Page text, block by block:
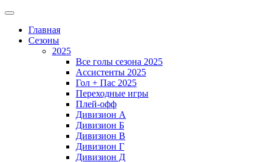
Главная
Сезоны
2025
Все голы сезона 2025
Ассистенты 2025
Гол + Пас 2025
Переходные игры
Плей-офф
Дивизион A
Дивизион Б
Дивизион В
Дивизион Г
Дивизион Д